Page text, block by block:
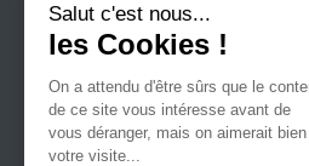
«*» indique les
Salut c'est nous...
les Cookies !
On a attendu d'être sûrs que le
de ce site vous intéresse avant de
vous déranger, mais on aimerait
votre visite...